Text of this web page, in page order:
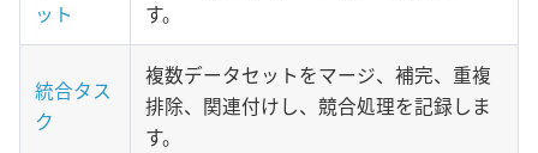
ット
す。
統合タス
ク
複数データセットをマージ、補完、重複
排除、関連付けし、競合処理を記録しま
す。